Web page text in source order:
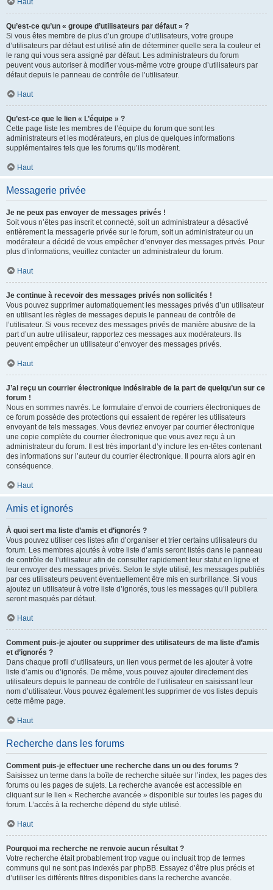
Haut
Qu’est-ce qu’un « groupe d’utilisateurs par défaut » ?
Si vous êtes membre de plus d’un groupe d’utilisateurs, votre groupe
d’utilisateurs par défaut est utilisé afin de déterminer quelle sera la couleur et
le rang qui vous sera assigné par défaut. Les administrateurs du forum
peuvent vous autoriser à modifier vous-même votre groupe d’utilisateurs par
défaut depuis le panneau de contrôle de l’utilisateur.
Haut
Qu’est-ce que le lien « L’équipe » ?
Cette page liste les membres de l’équipe du forum que sont les
administrateurs et les modérateurs, en plus de quelques informations
supplémentaires tels que les forums qu’ils modèrent.
Haut
Messagerie privée
Je ne peux pas envoyer de messages privés !
Soit vous n’êtes pas inscrit et connecté, soit un administrateur a désactivé
entièrement la messagerie privée sur le forum, soit un administrateur ou un
modérateur a décidé de vous empêcher d’envoyer des messages privés. Pour
plus d’informations, veuillez contacter un administrateur du forum.
Haut
Je continue à recevoir des messages privés non sollicités !
Vous pouvez supprimer automatiquement les messages privés d’un utilisateur
en utilisant les règles de messages depuis le panneau de contrôle de
l’utilisateur. Si vous recevez des messages privés de manière abusive de la
part d’un autre utilisateur, rapportez ces messages aux modérateurs. Ils
peuvent empêcher un utilisateur d’envoyer des messages privés.
Haut
J’ai reçu un courrier électronique indésirable de la part de quelqu’un sur ce
forum !
Nous en sommes navrés. Le formulaire d’envoi de courriers électroniques de
ce forum possède des protections qui essaient de repérer les utilisateurs
envoyant de tels messages. Vous devriez envoyer par courrier électronique
une copie complète du courrier électronique que vous avez reçu à un
administrateur du forum. Il est très important d’y inclure les en-têtes contenant
des informations sur l’auteur du courrier électronique. Il pourra alors agir en
conséquence.
Haut
Amis et ignorés
À quoi sert ma liste d’amis et d’ignorés ?
Vous pouvez utiliser ces listes afin d’organiser et trier certains utilisateurs du
forum. Les membres ajoutés à votre liste d’amis seront listés dans le panneau
de contrôle de l’utilisateur afin de consulter rapidement leur statut en ligne et
leur envoyer des messages privés. Selon le style utilisé, les messages publiés
par ces utilisateurs peuvent éventuellement être mis en surbrillance. Si vous
ajoutez un utilisateur à votre liste d’ignorés, tous les messages qu’il publiera
seront masqués par défaut.
Haut
Comment puis-je ajouter ou supprimer des utilisateurs de ma liste d’amis
et d’ignorés ?
Dans chaque profil d’utilisateurs, un lien vous permet de les ajouter à votre
liste d’amis ou d’ignorés. De même, vous pouvez ajouter directement des
utilisateurs depuis le panneau de contrôle de l’utilisateur en saisissant leur
nom d’utilisateur. Vous pouvez également les supprimer de vos listes depuis
cette même page.
Haut
Recherche dans les forums
Comment puis-je effectuer une recherche dans un ou des forums ?
Saisissez un terme dans la boîte de recherche située sur l’index, les pages des
forums ou les pages de sujets. La recherche avancée est accessible en
cliquant sur le lien « Recherche avancée » disponible sur toutes les pages du
forum. L’accès à la recherche dépend du style utilisé.
Haut
Pourquoi ma recherche ne renvoie aucun résultat ?
Votre recherche était probablement trop vague ou incluait trop de termes
communs qui ne sont pas indexés par phpBB. Essayez d’être plus précis et
d’utiliser les différents filtres disponibles dans la recherche avancée.